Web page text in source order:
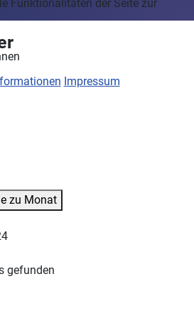
zu Monat
gefunden
Funktionalitäten der Seite zur
Impressum